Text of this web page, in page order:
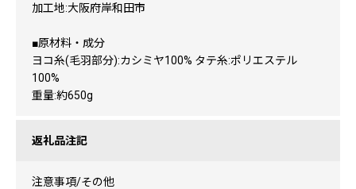
加工地:大阪府岸和田市
■原材料・成分
ヨコ糸(毛羽部分):カシミヤ100% タテ糸:ポリエステル
100%
重量:約650g
返礼品注記
注意事項/その他